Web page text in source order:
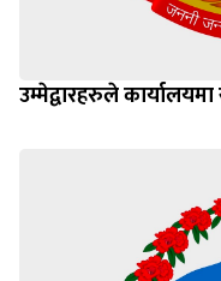
उम्मेद्वारहरुले